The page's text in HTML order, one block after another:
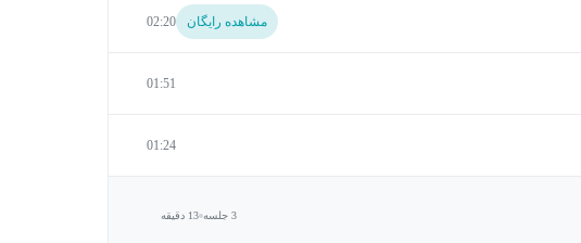
مشاهده رایگان 02:20
01:51
01:24
3 جلسه 13 دقیقه